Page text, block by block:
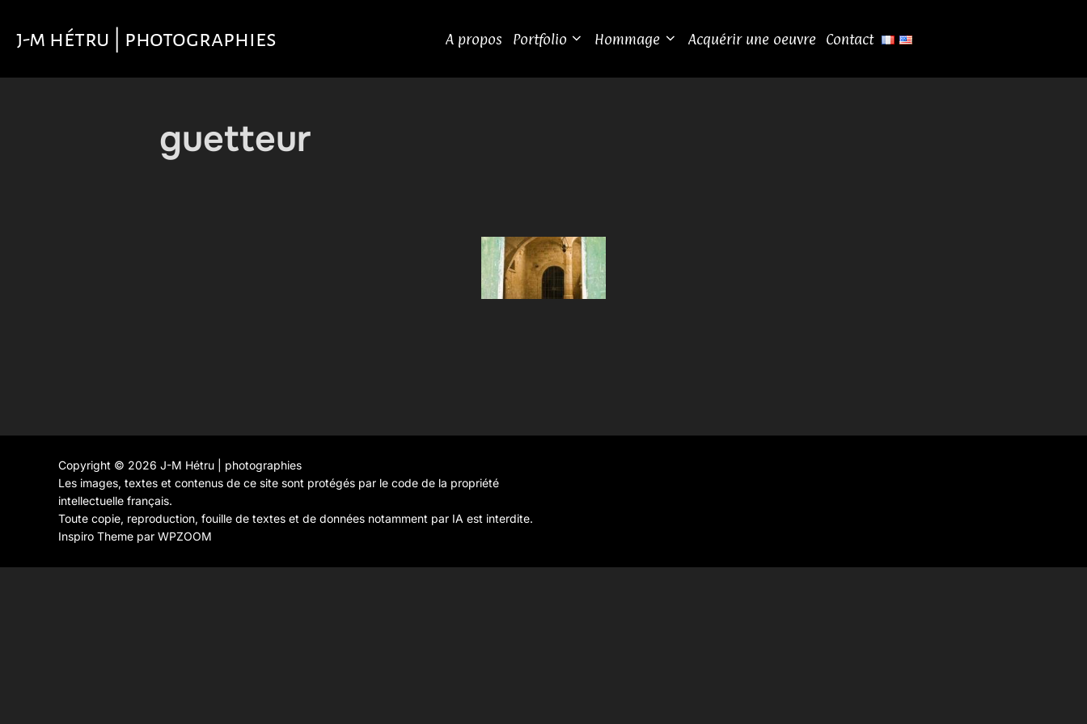
contenu
j-m hétru | photographies A propos Portfolio Hommage Acquérir une oeuvre Contact
guetteur
Copyright © 2026 J-M Hétru | photographies
Les images, textes et contenus de ce site sont protégés par le code de la propriété
intellectuelle français.
Toute copie, reproduction, fouille de textes et de données notamment par IA est interdite.
Inspiro Theme par WPZOOM